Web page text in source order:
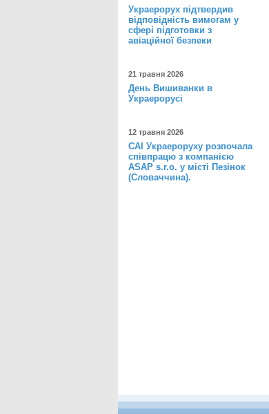
Украерорух підтвердив
відповідність вимогам у
сфері підготовки з
авіаційної безпеки
21 травня 2026
День Вишиванки в
Украерорусі
12 травня 2026
САІ Украероруху розпочала
співпрацю з компанією
ASAP s.r.o. у місті Пезінок
(Словаччина).